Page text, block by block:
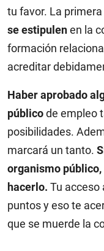
tu favor. La
se estipulenen la
formación
acreditar
Haber aprobado
públicode empleo
posibilidades.
marcará un tanto.
organismo
hacerlo. Tu acceso
puntos y eso te
que se muerde la